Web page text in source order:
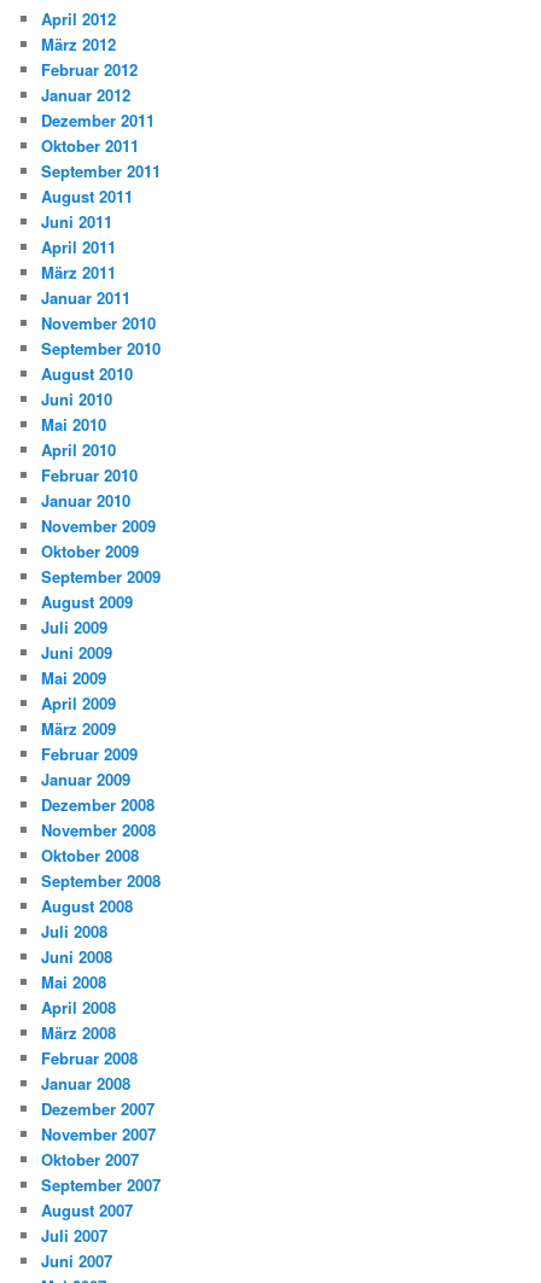
April 2012
März 2012
Februar 2012
Januar 2012
Dezember 2011
Oktober 2011
September 2011
August 2011
Juni 2011
April 2011
März 2011
Januar 2011
November 2010
September 2010
August 2010
Juni 2010
Mai 2010
April 2010
Februar 2010
Januar 2010
November 2009
Oktober 2009
September 2009
August 2009
Juli 2009
Juni 2009
Mai 2009
April 2009
März 2009
Februar 2009
Januar 2009
Dezember 2008
November 2008
Oktober 2008
September 2008
August 2008
Juli 2008
Juni 2008
Mai 2008
April 2008
März 2008
Februar 2008
Januar 2008
Dezember 2007
November 2007
Oktober 2007
September 2007
August 2007
Juli 2007
Juni 2007